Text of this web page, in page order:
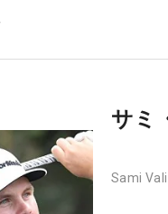
サミ
Sami